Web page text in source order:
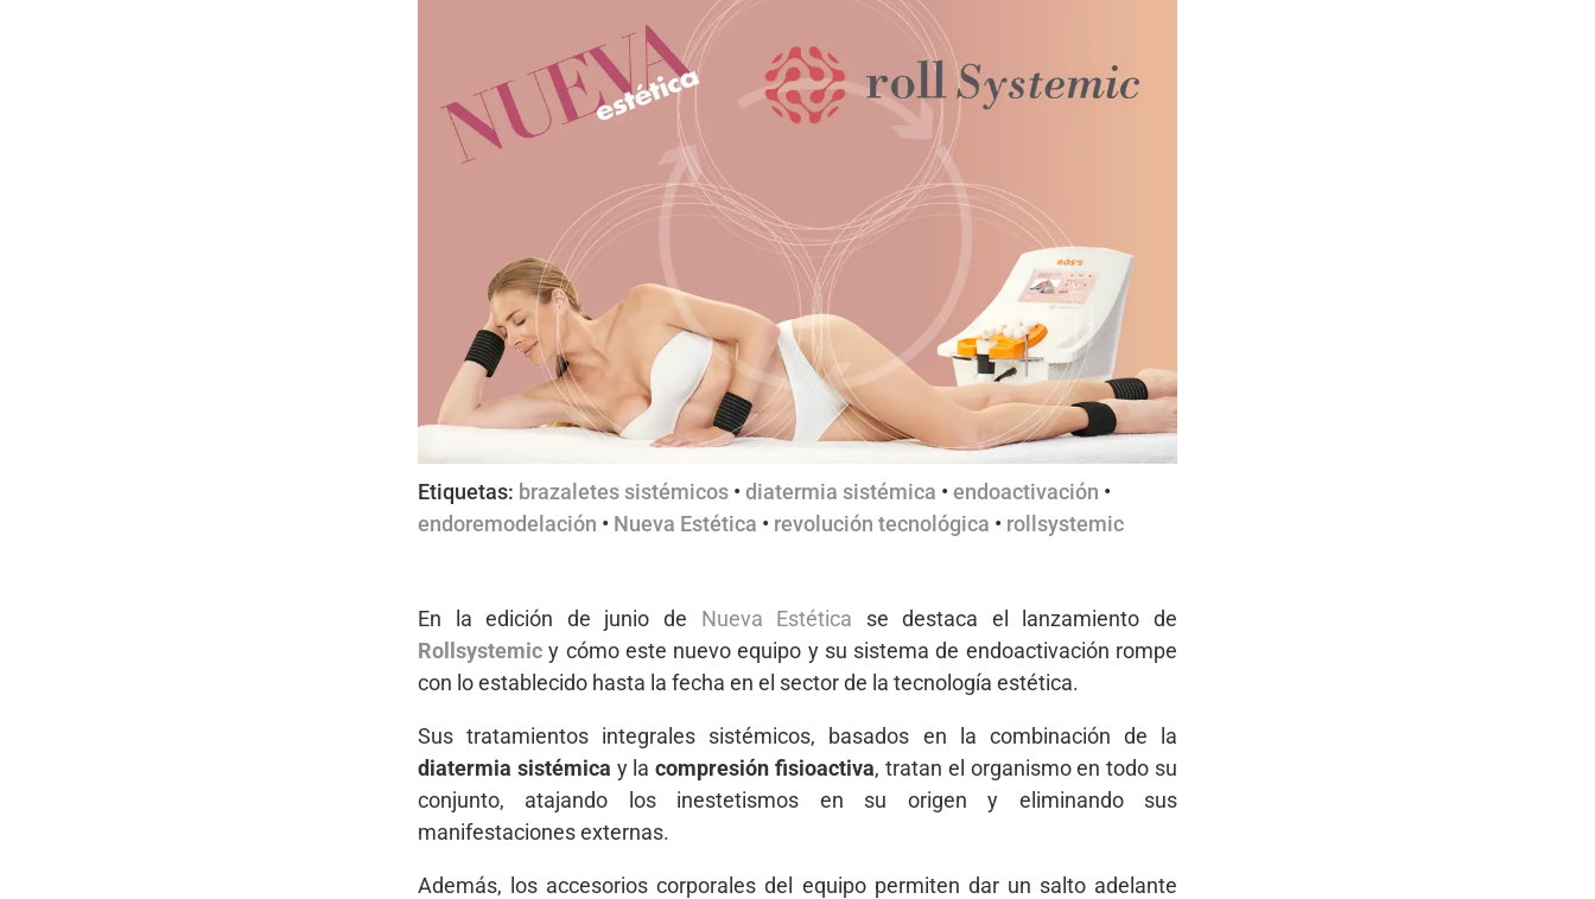
Etiquetas: brazaletes sistémicos • diatermia sistémica • endoactivación •
endoremodelación • Nueva Estética • revolución tecnológica • rollsystemic
En la edición de junio de Nueva Estética se destaca el lanzamiento de
Rollsystemic y cómo este nuevo equipo y su sistema de endoactivación rompe
con lo establecido hasta la fecha en el sector de la tecnología estética.
Sus tratamientos integrales sistémicos, basados en la combinación de la
diatermia sistémica y lacompresión fisioactiva, tratan el organismo en todo su
conjunto, atajando los inestetismos en su origen y eliminando sus
manifestaciones externas.
Además, los accesorios corporales del equipo permiten dar un salto adelante